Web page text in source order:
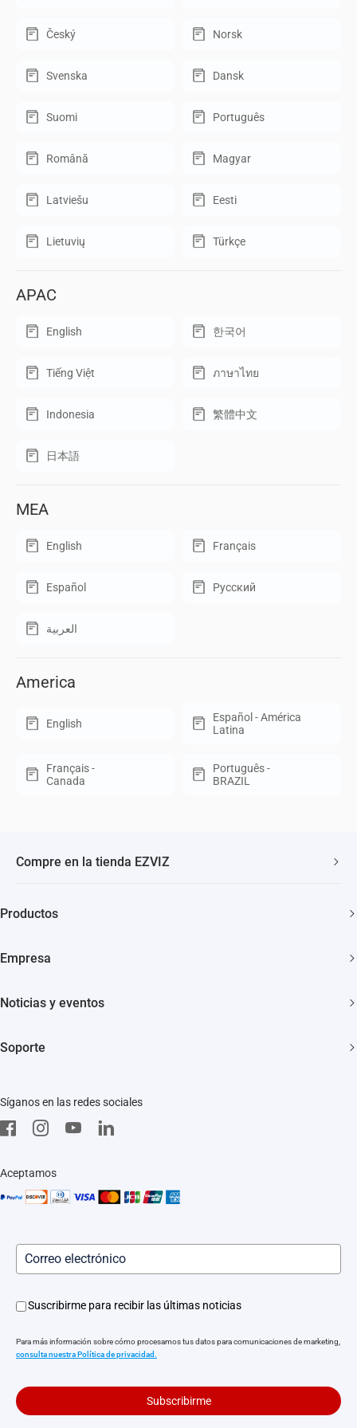
Český Norsk
Svenska Dansk
Suomi Português
Română Magyar
Latviešu Eesti
Lietuvių Türkçe
APAC
English 한국어
Tiếng Việt ภาษาไทย
Indonesia 繁體中文
日本語
MEA
English Français
Español Русский
العربية
America
English
Español - América
Latina
Français -
Canada
Português -
BRAZIL
Compre en la tienda EZVIZ
Productos
Empresa
Trust Center
EZVIZ CSR
aviso legal
Noticias y eventos
Soporte
Descargar
Servicio in situ
Servicio posventa
Síganos en las redes sociales
Aceptamos
Suscribirme para recibir las últimas noticias
Para más información sobre cómo procesamos tus datos para comunicaciones de marketing,
consulta nuestra Política de privacidad.
Subscribirme